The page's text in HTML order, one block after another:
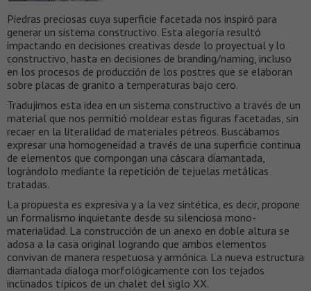
Piedras preciosas cuya superficie facetada nos inspiró para
generar un sistema constructivo. Esta alegoría resultó
impactando en decisiones creativas desde lo proyectual y lo
constructivo, hasta en decisiones de branding/naming, incluso
en los procesos de producción de los postres que se elaboran
sobre placas de granito a temperaturas bajo cero.
Tradujimos esta idea en un sistema constructivo a través de un
material que nos permitió moldear estas figuras facetadas, sin
recaer en la literalidad de materiales pétreos. Buscábamos
expresar una homogeneidad a través de una superficie continua
de elementos que compongan una cáscara diamantada,
lográndolo mediante la repetición de tejuelas metálicas
tratadas.
La propuesta es expresiva y a la vez sintética, es decir, propone
un formalismo inquietante desde su silenciosa mono-
materialidad. La construcción de un anexo en doble altura se
adosa a la casa original logrando que ambos elementos
convivan de manera respetuosa y armónica. La nueva estructura
diamantada dialoga morfológicamente con los tejados
inclinados típicos de un chalet del siglo XX.